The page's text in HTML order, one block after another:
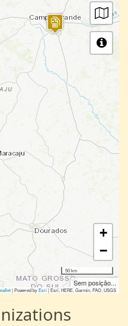
+
−
50 km
Sem posição...
| Powered byEsri|Esri, HERE, Garmin, FAO, USGS